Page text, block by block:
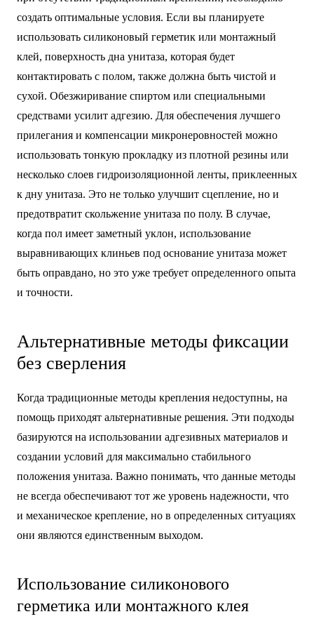
создать оптимальные условия. Если вы планируете
использовать силиконовый герметик или монтажный
клей, поверхность дна унитаза, которая будет
контактировать с полом, также должна быть чистой и
сухой. Обезжиривание спиртом или специальными
средствами усилит адгезию. Для обеспечения лучшего
прилегания и компенсации микронеровностей можно
использовать тонкую прокладку из плотной резины или
несколько слоев гидроизоляционной ленты, приклеенных
к дну унитаза. Это не только улучшит сцепление, но и
предотвратит скольжение унитаза по полу. В случае,
когда пол имеет заметный уклон, использование
выравнивающих клиньев под основание унитаза может
быть оправдано, но это уже требует определенного опыта
и точности.
Альтернативные методы фиксации
без сверления
Когда традиционные методы крепления недоступны, на
помощь приходят альтернативные решения. Эти подходы
базируются на использовании адгезивных материалов и
создании условий для максимально стабильного
положения унитаза. Важно понимать, что данные методы
не всегда обеспечивают тот же уровень надежности, что
и механическое крепление, но в определенных ситуациях
они являются единственным выходом.
Использование силиконового
герметика или монтажного клея